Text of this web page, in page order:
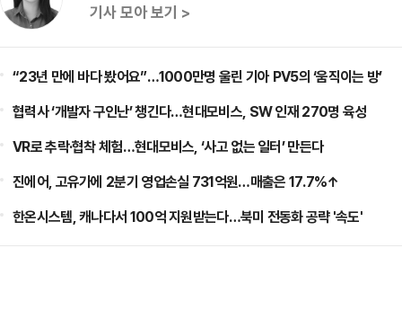
기사 모아 보기 >
“23년 만에 바다 봤어요”…1000만명 울린 기아 PV5의 ‘움직이는 방’
협력사 ‘개발자 구인난’ 챙긴다…현대모비스, SW 인재 270명 육성
VR로 추락·협착 체험…현대모비스, ‘사고 없는 일터’ 만든다
진에어, 고유가에 2분기 영업손실 731억원…매출은 17.7%↑
한온시스템, 캐나다서 100억 지원받는다…북미 전동화 공략 '속도'